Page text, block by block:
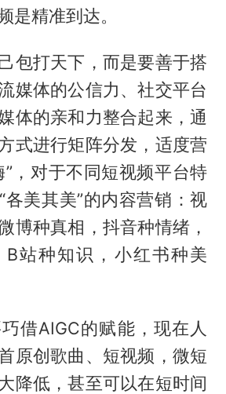
是精准到达。
包打天下，而是要善于搭
媒体的公信力、社交平台
体的亲和力整合起来，通
式进行矩阵分发，适度营
”，对于不同短视频平台特
各美其美”的内容营销：视
博种真相，抖音种情绪，
站种知识，小红书种美
借AIGC的赋能，现在人
原创歌曲、短视频，微短
降低，甚至可以在短时间